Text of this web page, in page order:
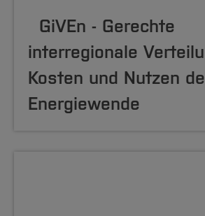
GiVEn - Gerechte
interregionale
Kosten und Nutzen
Energiewende